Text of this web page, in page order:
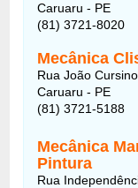
Caruaru - PE
(81) 3721-8020
Mecânica
Rua João
Caruaru - PE
(81) 3721-5188
Mecânica
Pintura
Rua